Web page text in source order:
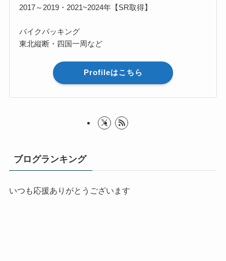
2017～2019・2021~2024年【SR取得】
バイクパッキング
東北縦断・四国一周など
Profileはこちら
ブログランキング
いつも応援ありがとうございます